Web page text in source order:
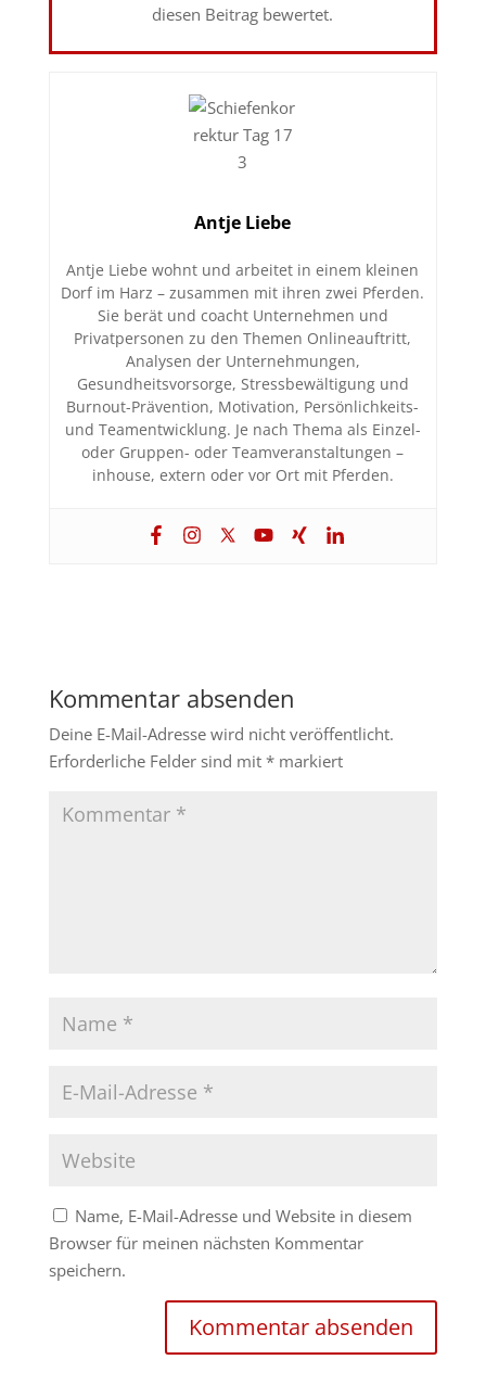
diesen Beitrag bewertet.
Antje Liebe
Antje Liebe wohnt und arbeitet in einem kleinen
Dorf im Harz – zusammen mit ihren zwei Pferden.
Sie berät und coacht Unternehmen und
Privatpersonen zu den Themen Onlineauftritt,
Analysen der Unternehmungen,
Gesundheitsvorsorge, Stressbewältigung und
Burnout-Prävention, Motivation, Persönlichkeits-
und Teamentwicklung. Je nach Thema als Einzel-
oder Gruppen- oder Teamveranstaltungen –
inhouse, extern oder vor Ort mit Pferden.
Kommentar absenden
Deine E-Mail-Adresse wird nicht veröffentlicht.
Erforderliche Felder sind mit *markiert
Name, E-Mail-Adresse und Website in diesem
Browser für meinen nächsten Kommentar
speichern.